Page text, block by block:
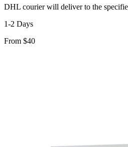
DHL courier will deliver to the
1-2 Days
From $40